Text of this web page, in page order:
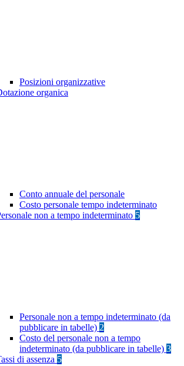
Posizioni organizzative
organica
Conto annuale del personale
Costo personale tempo indeterminato
non a tempo indeterminato 5
Personale non a tempo indeterminato (da
pubblicare in tabelle) 2
Costo del personale non a tempo
indeterminato (da pubblicare in tabelle) 3
di assenza 5